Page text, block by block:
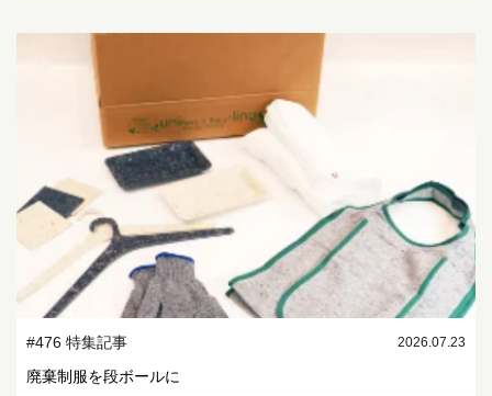
#476 特集記事 2026.07.23
廃棄制服を段ボールに